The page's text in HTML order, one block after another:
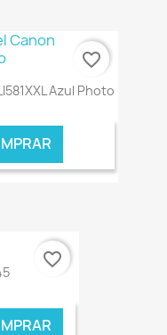
€ ONLINE
Azul Photo
favorite_border
favorite_border